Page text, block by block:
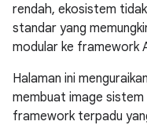
rendah, ekosistem
standar yang
modular ke framework
Halaman ini
membuat image sistem
framework terpadu